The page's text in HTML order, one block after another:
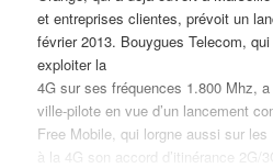
et entreprises clientes, prévoit un
février 2013. Bouygues Telecom,
exploiter la
4G sur ses fréquences 1.800 Mhz,
ville-pilote en vue d’un lancement
Free Mobile, qui lorgne aussi sur
à la 4G son accord d’itinérance 2G/